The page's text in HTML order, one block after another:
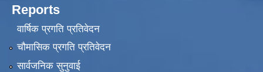
Reports
वार्षिक प्रगति प्रतिवेदन
चौमासिक प्रगति प्रतिवेदन
सार्वजनिक सुनुवाई